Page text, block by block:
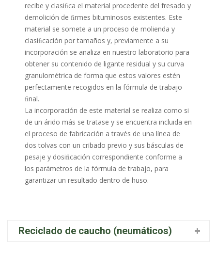
recibe y clasiﬁca el material procedente del fresado y
demolición de ﬁrmes bituminosos existentes. Este
material se somete a un proceso de molienda y
clasiﬁcación por tamaños y, previamente a su
incorporación se analiza en nuestro laboratorio para
obtener su contenido de ligante residual y su curva
granulométrica de forma que estos valores estén
perfectamente recogidos en la fórmula de trabajo
ﬁnal.
La incorporación de este material se realiza como si
de un árido más se tratase y se encuentra incluida en
el proceso de fabricación a través de una línea de
dos tolvas con un cribado previo y sus básculas de
pesaje y dosiﬁcación correspondiente conforme a
los parámetros de la fórmula de trabajo, para
garantizar un resultado dentro de huso.
Reciclado de caucho (neumáticos)